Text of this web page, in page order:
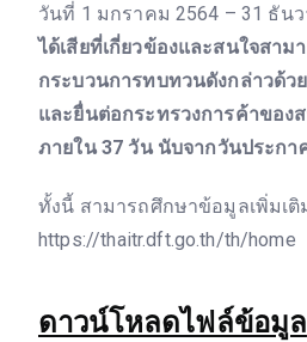
วันที่ 1 มกราคม 2564 – 31 ธัน
ได้เสียที่เกี่ยวข้องและสนใจสาม
กระบวนการทบทวนดังกล่าวด้ว
และยื่นต่อกระทรวงการค้าของ
ภายใน 37 วัน นับจากวันประกา
ทั้งนี้ สามารถศึกษาข้อมูลเพิ่มเติ
https://thaitr.dft.go.th/th/home
ดาวน์โหลดไฟล์ข้อมูล